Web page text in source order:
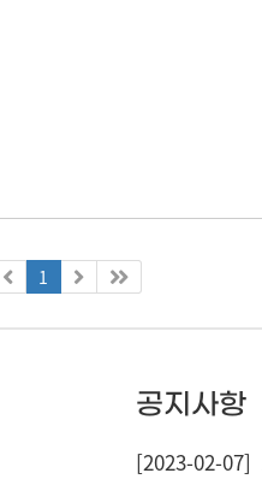
1
공지사항
[2023-02-07]